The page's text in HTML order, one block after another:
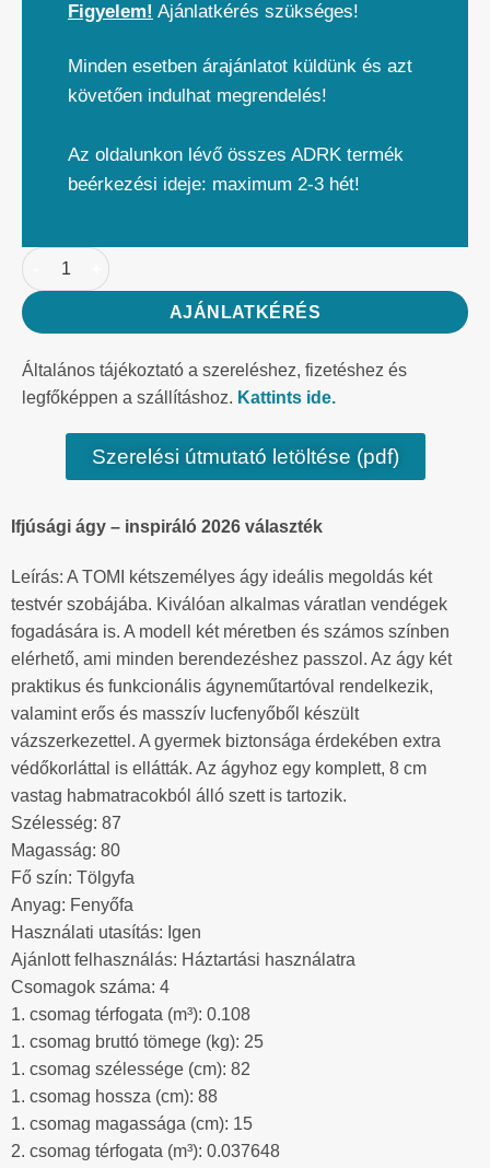
Figyelem! Ajánlatkérés szükséges!
Minden esetben árajánlatot küldünk és azt
követően indulhat megrendelés!
Az oldalunkon lévő összes ADRK termék
beérkezési ideje: maximum 2-3 hét!
AJÁNLATKÉRÉS
Általános tájékoztató a szereléshez, fizetéshez és
legfőképpen a szállításhoz. Kattints ide.
Szerelési útmutató letöltése (pdf)
Ifjúsági ágy – inspiráló 2026 választék
Leírás: A TOMI kétszemélyes ágy ideális megoldás két
testvér szobájába. Kiválóan alkalmas váratlan vendégek
fogadására is. A modell két méretben és számos színben
elérhető, ami minden berendezéshez passzol. Az ágy két
praktikus és funkcionális ágyneműtartóval rendelkezik,
valamint erős és masszív lucfenyőből készült
vázszerkezettel. A gyermek biztonsága érdekében extra
védőkorláttal is ellátták. Az ágyhoz egy komplett, 8 cm
vastag habmatracokból álló szett is tartozik.
Szélesség: 87
Magasság: 80
Fő szín: Tölgyfa
Anyag: Fenyőfa
Használati utasítás: Igen
Ajánlott felhasználás: Háztartási használatra
Csomagok száma: 4
1. csomag térfogata (m³): 0.108
1. csomag bruttó tömege (kg): 25
1. csomag szélessége (cm): 82
1. csomag hossza (cm): 88
1. csomag magassága (cm): 15
2. csomag térfogata (m³): 0.037648